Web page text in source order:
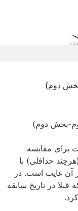
دوم)
برای مقایسه
حداقلی) با
آن غایب است. در
در تاریخ سابقه